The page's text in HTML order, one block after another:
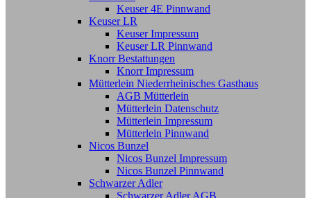
Keuser 4E Pinnwand
Keuser LR
Keuser Impressum
Keuser LR Pinnwand
Knorr Bestattungen
Knorr Impressum
Mütterlein Niederrheinisches Gasthaus
AGB Mütterlein
Mütterlein Datenschutz
Mütterlein Impressum
Mütterlein Pinnwand
Nicos Bunzel
Nicos Bunzel Impressum
Nicos Bunzel Pinnwand
Schwarzer Adler